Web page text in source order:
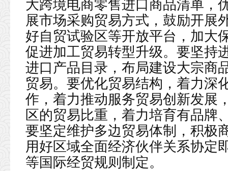
大跨境电商零售进口商品清单，
展市场采购贸易方式，鼓励开展
好自贸试验区等开放平台，加大
促进加工贸易转型升级。要坚持
进口产品目录，布局建设大宗商
贸易。要优化贸易结构，着力深
作，着力推动服务贸易创新发展
区的贸易比重，着力培育有品牌
要坚定维护多边贸易体制，积极
用好区域全面经济伙伴关系协定
等国际经贸规则制定。